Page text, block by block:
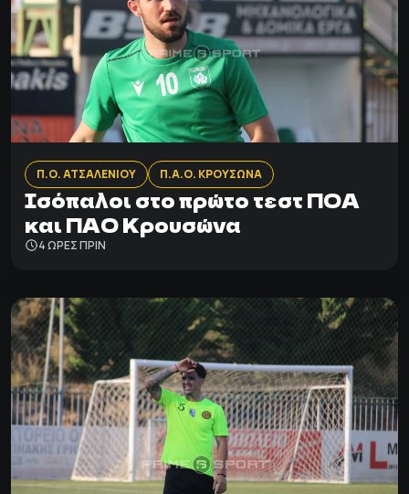
Π.Ο. ΑΤΣΑΛΕΝΙΟΥ Π.Α.Ο. ΚΡΟΥΣΩΝΑ
Ισόπαλοι στο πρώτο τεστ ΠΟΑ
και ΠΑΟ Κρουσώνα
4 ΩΡΕΣ ΠΡΙΝ